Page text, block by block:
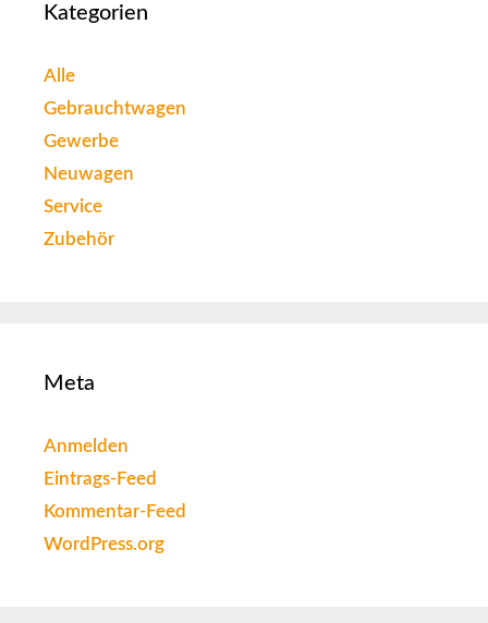
Kategorien
Alle
Gebrauchtwagen
Gewerbe
Neuwagen
Service
Zubehör
Meta
Anmelden
Eintrags-Feed
Kommentar-Feed
WordPress.org